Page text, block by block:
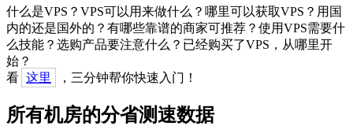
什么是VPS？VPS可以用来做什么？哪里可以获取VPS？用国
内的还是国外的？有哪些靠谱的商家可推荐？使用VPS需要什
么技能？选购产品要注意什么？已经购买了VPS，从哪里开
始？
看 这里 ，三分钟帮你快速入门！
所有机房的分省测速数据